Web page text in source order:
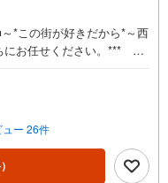
*この街が好きだから*～西
にお任せください。*** 住
ータと現場経験をもと
提案を行っています。
が少ないけれど購入でき
らない」など、購入・売
タッフが丁寧に対応。資金
まで一貫してサポートいた
ー 26件